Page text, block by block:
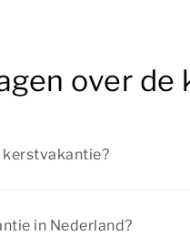
over
kerstvakantie?
in Nederland?